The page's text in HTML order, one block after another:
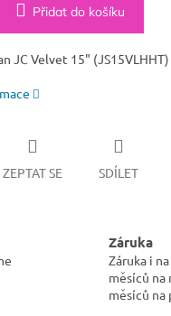
Přidat do košíku
JC Velvet 15" (JS15VLHHT)
ZEPTAT SE SDÍLET
Záruka
Záruka i
měsíců na
měsíců na